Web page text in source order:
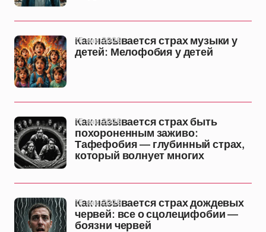
Как называется страх музыки у
детей: Мелофобия у детей
16 янв 2026
Как называется страх быть
похороненным заживо:
Тафефобия — глубинный страх,
который волнует многих
16 янв 2026
Как называется страх дождевых
червей: все о сцолецифобии —
боязни червей
16 янв 2026